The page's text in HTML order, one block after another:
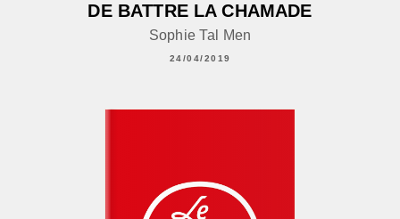
DE BATTRE LA CHAMADE
Sophie Tal Men
24/04/2019